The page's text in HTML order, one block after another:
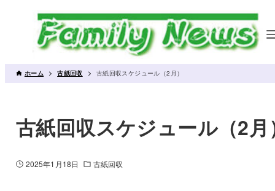
ホーム 古紙回収 古紙回収スケジュール（2月）
古紙回収スケジュール（2月
2025年1月18日 古紙回収